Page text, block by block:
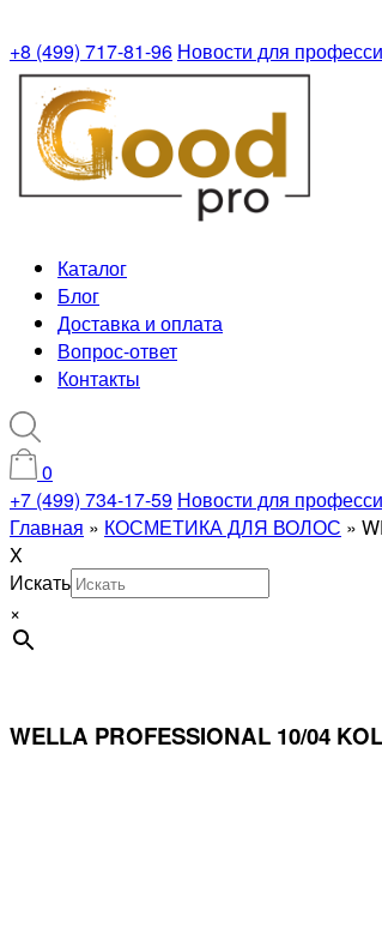
+8 (499) 717-81-96 Новости для
Каталог
Блог
Доставка и оплата
Вопрос-ответ
Контакты
0
+7 (499) 734-17-59 Новости для
Главная » КОСМЕТИКА ДЛЯ ВОЛОС »
X
Искать
×
WELLA PROFESSIONAL 10/04